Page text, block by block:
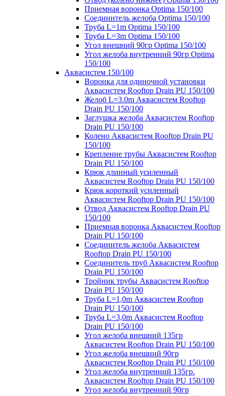
Приемная воронка Optima 150/100
Соединитель желоба Optima 150/100
Труба L=1m Optima 150/100
Труба L=3m Optima 150/100
Угол внешний 90гр Optima 150/100
Угол желоба внутренний 90гр Optima
150/100
Аквасистем 150/100
Воронка для одиночной установки
Аквасистем Rooftop Drain PU 150/100
Желоб L=3.0m Аквасистем Rooftop
Drain PU 150/100
Заглушка желоба Аквасистем Rooftop
Drain PU 150/100
Колено Аквасистем Rooftop Drain PU
150/100
Крепление трубы Аквасистем Rooftop
Drain PU 150/100
Крюк длинный усиленный
Аквасистем Rooftop Drain PU 150/100
Крюк короткий усиленный
Аквасистем Rooftop Drain PU 150/100
Отвод Аквасистем Rooftop Drain PU
150/100
Приемная воронка Аквасистем Rooftop
Drain PU 150/100
Соединитель желоба Аквасистем
Rooftop Drain PU 150/100
Соединитель труб Аквасистем Rooftop
Drain PU 150/100
Тройник трубы Аквасистем Rooftop
Drain PU 150/100
Труба L=1,0m Аквасистем Rooftop
Drain PU 150/100
Труба L=3,0m Аквасистем Rooftop
Drain PU 150/100
Угол желоба внешний 135гр
Аквасистем Rooftop Drain PU 150/100
Угол желоба внешний 90гр
Аквасистем Rooftop Drain PU 150/100
Угол желоба внутренний 135гр.
Аквасистем Rooftop Drain PU 150/100
Угол желоба внутренний 90гр